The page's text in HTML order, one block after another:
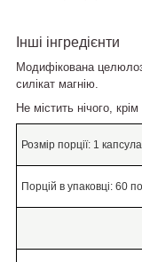
Інші інгредієнти
Модифікована
силікат магнію.
Не містить нічого,
Розмір порції: 1 капсула
Порцій в упаковці: 60